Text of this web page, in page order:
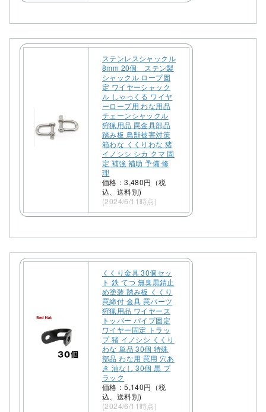
ステンレスシャックル
8mm 20個 ステン製
シャックル ロープ固
定 ワイヤーシャック
ル しゃっくる ワイヤ
ーロープ用 わな用品
チェーンシャックル
狩猟用品 罠金具部品
踏み板 鳥獣被害対策
箱わな くくりわな 猪
イノシシ シカ クマ 固
定 補強 補助 予備 修
理
価格：3,480円（税
込、送料別)
(2024/6/11時点)
くくり金具 30個セッ
ト 鉄 てつ 無臭黒錆止
め塗装 踏み板 くくり
罠締付 金具 罠パーツ
狩猟用品 ワイヤース
トッパー パイプ固定
ワイヤー固定 トラッ
プ 猪 イノシシ くくり
わな 単品 30個 特殊
部品 わな用 罠用 穴あ
き 油なし 30個 黒 ブ
ラック
価格：5,140円（税
込、送料別)
(2024/6/11時点)